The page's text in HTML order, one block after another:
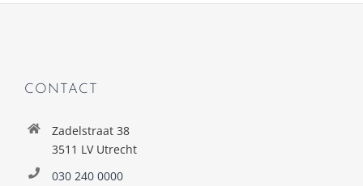
CONTACT
Zadelstraat 38
3511 LV Utrecht
030 240 0000